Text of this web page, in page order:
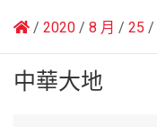
2020 8 月 25
中華大地